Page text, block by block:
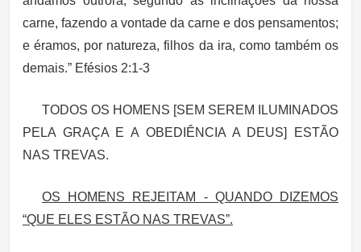
carne, fazendo a vontade da carne e dos pensamentos;
e éramos, por natureza, filhos da ira, como também os
demais.” Efésios 2:1-3
TODOS OS HOMENS [SEM SEREM ILUMINADOS
PELA GRAÇA E A OBEDIÊNCIA A DEUS] ESTÃO
NAS TREVAS.
OS HOMENS REJEITAM - QUANDO DIZEMOS
“QUE ELES ESTÃO NAS TREVAS”.